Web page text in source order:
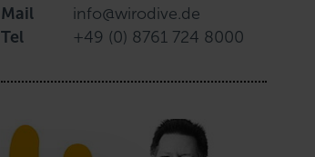
Mail
info@wirodive.de
Tel
+49 (0) 8761 724 8000